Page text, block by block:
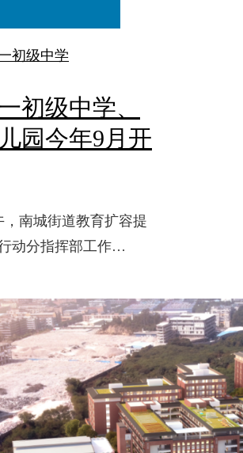
初级中学
初级中学、
园今年9月开
，南城街道教育扩容提
动分指挥部工作…